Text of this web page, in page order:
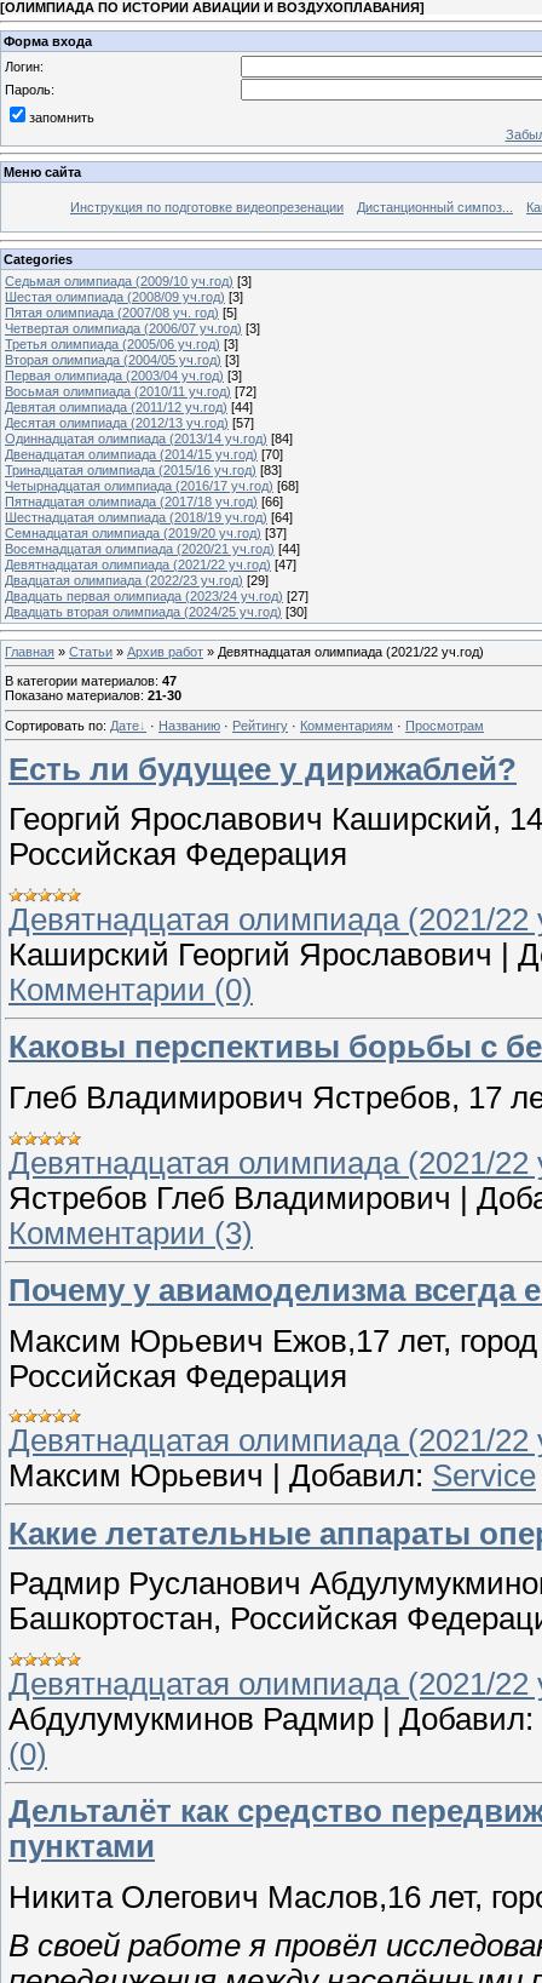
[ОЛИМПИАДА ПО ИСТОРИИ АВИАЦИИ И ВОЗДУХОПЛАВАНИЯ]
Форма входа
Логин:
Пароль:
запомнить
Меню сайта
Инструкция по подготовке видеопрезенации Дистанционный симпоз...
Categories
Седьмая олимпиада (2009/10 уч.год) [3]
Шестая олимпиада (2008/09 уч.год) [3]
Пятая олимпиада (2007/08 уч. год) [5]
Четвертая олимпиада (2006/07 уч.год) [3]
Третья олимпиада (2005/06 уч.год) [3]
Вторая олимпиада (2004/05 уч.год) [3]
Первая олимпиада (2003/04 уч.год) [3]
Восьмая олимпиада (2010/11 уч.год) [72]
Девятая олимпиада (2011/12 уч.год) [44]
Десятая олимпиада (2012/13 уч.год) [57]
Одиннадцатая олимпиада (2013/14 уч.год) [84]
Двенадцатая олимпиада (2014/15 уч.год) [70]
Тринадцатая олимпиада (2015/16 уч.год) [83]
Четырнадцатая олимпиада (2016/17 уч.год) [68]
Пятнадцатая олимпиада (2017/18 уч.год) [66]
Шестнадцатая олимпиада (2018/19 уч.год) [64]
Семнадцатая олимпиада (2019/20 уч.год) [37]
Восемнадцатая олимпиада (2020/21 уч.год) [44]
Девятнадцатая олимпиада (2021/22 уч.год) [47]
Двадцатая олимпиада (2022/23 уч.год) [29]
Двадцать первая олимпиада (2023/24 уч.год) [27]
Двадцать вторая олимпиада (2024/25 уч.год) [30]
Главная » Статьи » Архив работ » Девятнадцатая олимпиада (2021/22 уч.год)
В категории материалов: 47
Показано материалов: 21-30
Сортировать по: Дате · Названию · Рейтингу · Комментариям · Просмотрам
Есть ли будущее у дирижаблей?
Георгий Ярославович Каширский,
Российская Федерация
Девятнадцатая олимпиада (2021/22
Каширский Георгий Ярославович
Комментарии (0)
Каковы перспективы борьбы с
Глеб Владимирович Ястребов, 17
Девятнадцатая олимпиада (2021/22
Ястребов Глеб Владимирович |
Комментарии (3)
Почему у авиамоделизма всегда
Максим Юрьевич Ежов,17 лет,
Российская Федерация
Девятнадцатая олимпиада (2021/22
Максим Юрьевич
Добавил: Service
Какие летательные аппараты
Радмир Русланович
Башкортостан, Российская
Девятнадцатая олимпиада (2021/22
Абдулумукминов Радмир
Добавил:
(0)
Дельталёт как средство
пунктами
Никита Олегович Маслов,16 лет,
В своей работе я провёл